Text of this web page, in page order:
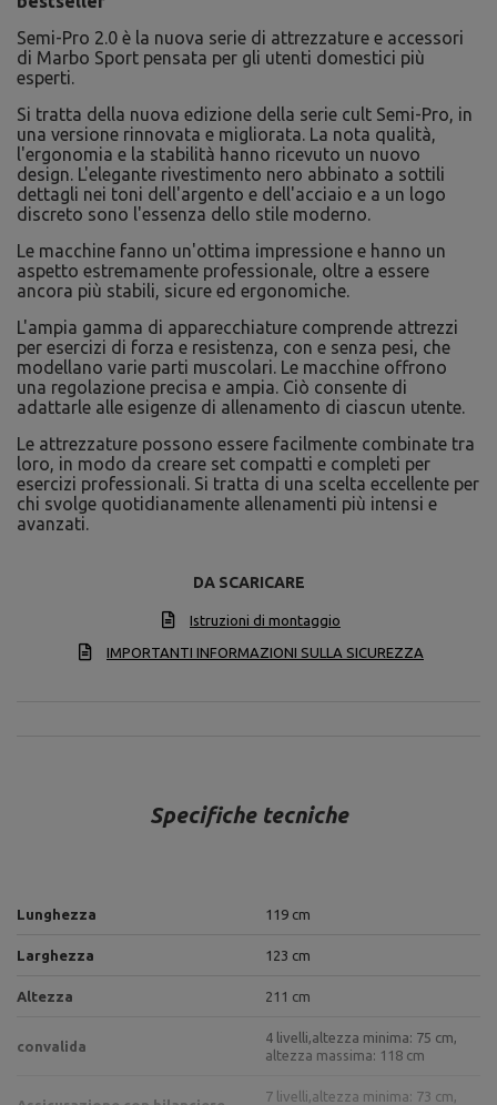
Semi-Pro 2.0 è la nuova serie di attrezzature e accessori
di Marbo Sport pensata per gli utenti domestici più
esperti.
Si tratta della nuova edizione della serie cult Semi-Pro, in
una versione rinnovata e migliorata. La nota qualità,
l'ergonomia e la stabilità hanno ricevuto un nuovo
design. L'elegante rivestimento nero abbinato a sottili
dettagli nei toni dell'argento e dell'acciaio e a un logo
discreto sono l'essenza dello stile moderno.
Le macchine fanno un'ottima impressione e hanno un
aspetto estremamente professionale, oltre a essere
ancora più stabili, sicure ed ergonomiche.
L'ampia gamma di apparecchiature comprende attrezzi
per esercizi di forza e resistenza, con e senza pesi, che
modellano varie parti muscolari. Le macchine offrono
una regolazione precisa e ampia. Ciò consente di
adattarle alle esigenze di allenamento di ciascun utente.
Le attrezzature possono essere facilmente combinate tra
loro, in modo da creare set compatti e completi per
esercizi professionali. Si tratta di una scelta eccellente per
chi svolge quotidianamente allenamenti più intensi e
avanzati.
DA SCARICARE
Istruzioni di montaggio
IMPORTANTI INFORMAZIONI SULLA SICUREZZA
Specifiche tecniche
Lunghezza 119 cm
Larghezza 123 cm
Altezza 211 cm
convalida
4 livelli,altezza minima: 75 cm,
altezza massima: 118 cm
7 livelli,altezza minima: 73 cm,